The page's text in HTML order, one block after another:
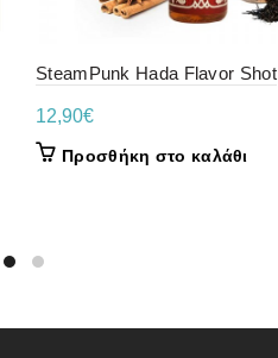
SteamPunk Hada Flavor Shot
12,90€
Προσθήκη στο καλάθι